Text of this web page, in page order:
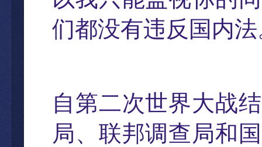
们都没有违反国内
自第二次世界大战
局、联邦调查局和